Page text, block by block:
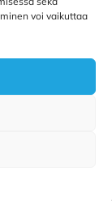
voi vaikuttaa